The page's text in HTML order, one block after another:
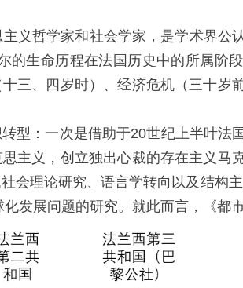
哲学家和社会学家，是学术界公认
的生命历程在法国历史中的所属阶
三、四岁时）、经济危机（三十岁
：一次是借助于20世纪上半叶法
主义，创立独出心裁的存在主义马
会理论研究、语言学转向以及结构
发展问题的研究。就此而言，《都